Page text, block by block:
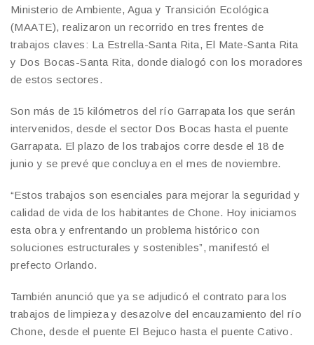
Ministerio de Ambiente, Agua y Transición Ecológica
(MAATE), realizaron un recorrido en tres frentes de
trabajos claves: La Estrella-Santa Rita, El Mate-Santa Rita
y Dos Bocas-Santa Rita, donde dialogó con los moradores
de estos sectores.
Son más de 15 kilómetros del río Garrapata los que serán
intervenidos, desde el sector Dos Bocas hasta el puente
Garrapata. El plazo de los trabajos corre desde el 18 de
junio y se prevé que concluya en el mes de noviembre.
“Estos trabajos son esenciales para mejorar la seguridad y
calidad de vida de los habitantes de Chone. Hoy iniciamos
esta obra y enfrentando un problema histórico con
soluciones estructurales y sostenibles”, manifestó el
prefecto Orlando.
También anunció que ya se adjudicó el contrato para los
trabajos de limpieza y desazolve del encauzamiento del río
Chone, desde el puente El Bejuco hasta el puente Cativo.